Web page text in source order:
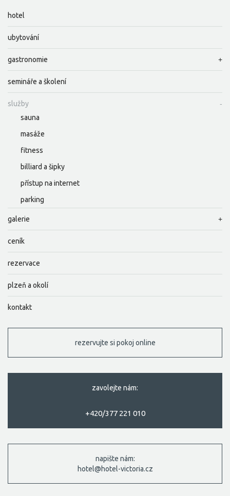
hotel
ubytování
gastronomie
semináře a školení
služby
sauna
masáže
fitness
billiard a šipky
přístup na internet
parking
galerie
ceník
rezervace
plzeň a okolí
kontakt
rezervujte si pokoj online
zavolejte nám:
+420/377 221 010
napište nám:
hotel@hotel-victoria.cz